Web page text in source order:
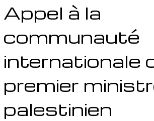
Appel à la
communauté
internationale
premier
palestinien